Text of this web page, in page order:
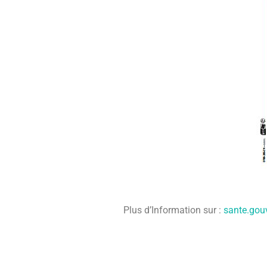
Plus d’Information sur :